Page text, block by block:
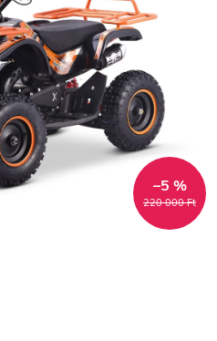
220 000 Ft
–5 %